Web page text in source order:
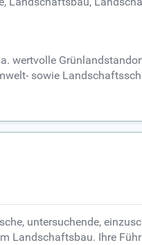
wertvolle
sowie
untersuchende,
Landschaftsbau. Ihre